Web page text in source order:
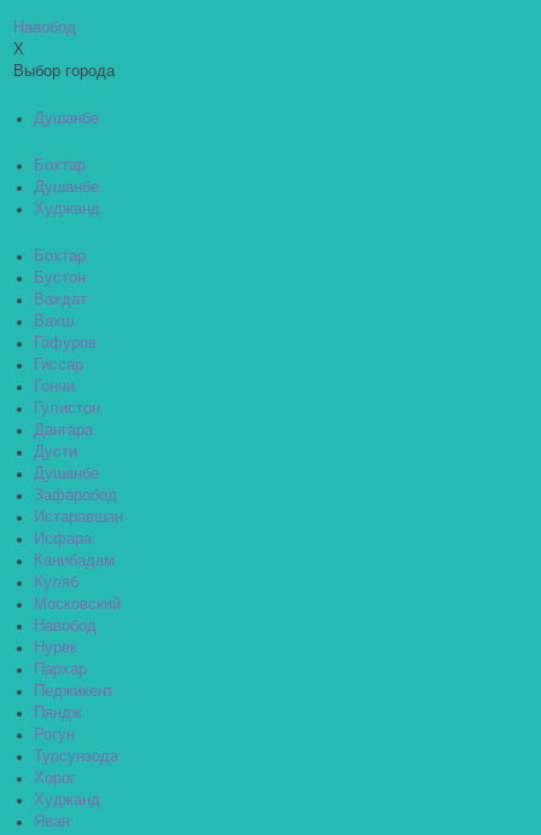
Навобод
X
Выбор города
Душанбе
Бохтар
Душанбе
Худжанд
Бохтар
Бустон
Вахдат
Вахш
Гафуров
Гиссар
Гончи
Гулистон
Дангара
Дусти
Душанбе
Зафаробод
Истаравшан
Исфара
Канибадам
Куляб
Московский
Навобод
Нурек
Пархар
Педжикент
Пяндж
Рогун
Турсунзода
Хорог
Худжанд
Яван